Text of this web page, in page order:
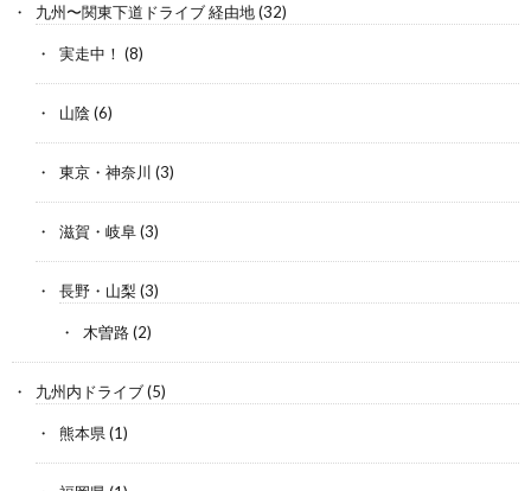
九州〜関東下道ドライブ 経由地(32)
実走中！ (8)
山陰(6)
東京・神奈川 (3)
滋賀・岐阜(3)
長野・山梨(3)
木曽路(2)
九州内ドライブ(5)
熊本県(1)